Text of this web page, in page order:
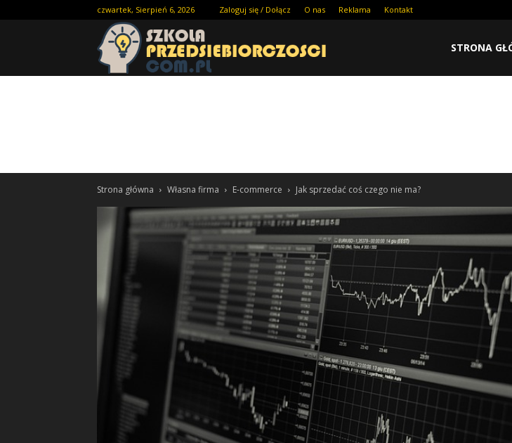
czwartek, Sierpień 6, 2026 Zaloguj się / Dołącz O nas Reklama Kontakt
STRONA
Strona główna Własna firma E-commerce Jak sprzedać coś czego nie ma?